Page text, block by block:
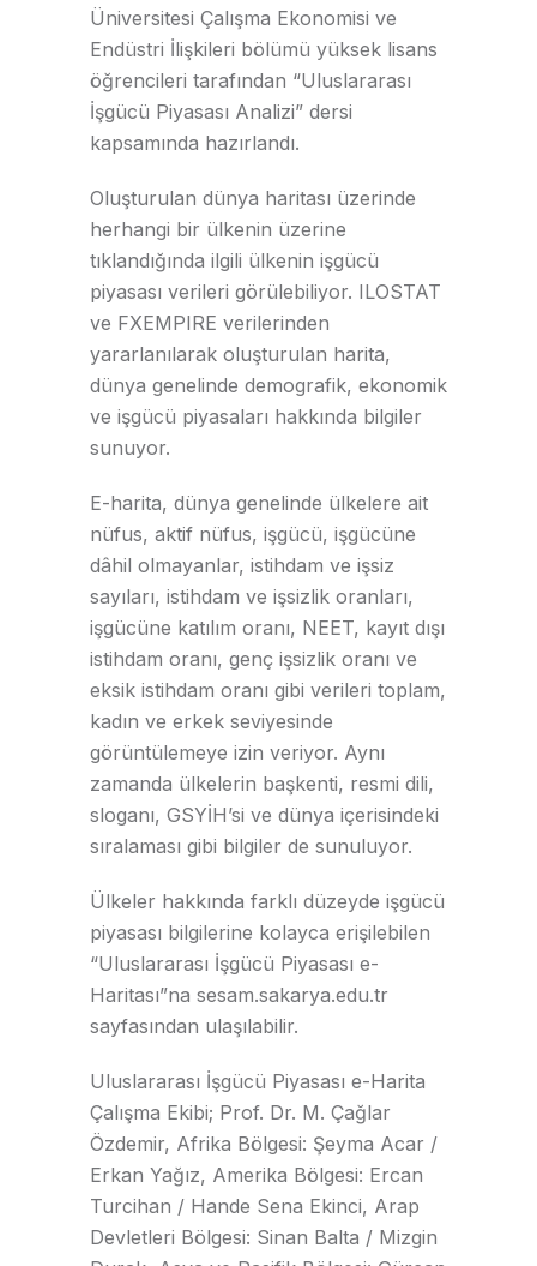
Üniversitesi Çalışma Ekonomisi ve
Endüstri İlişkileri bölümü yüksek lisans
öğrencileri tarafından “Uluslararası
İşgücü Piyasası Analizi” dersi
kapsamında hazırlandı.
Oluşturulan dünya haritası üzerinde
herhangi bir ülkenin üzerine
tıklandığında ilgili ülkenin işgücü
piyasası verileri görülebiliyor. ILOSTAT
ve FXEMPIRE verilerinden
yararlanılarak oluşturulan harita,
dünya genelinde demografik, ekonomik
ve işgücü piyasaları hakkında bilgiler
sunuyor.
E-harita, dünya genelinde ülkelere ait
nüfus, aktif nüfus, işgücü, işgücüne
dâhil olmayanlar, istihdam ve işsiz
sayıları, istihdam ve işsizlik oranları,
işgücüne katılım oranı, NEET, kayıt dışı
istihdam oranı, genç işsizlik oranı ve
eksik istihdam oranı gibi verileri toplam,
kadın ve erkek seviyesinde
görüntülemeye izin veriyor. Aynı
zamanda ülkelerin başkenti, resmi dili,
sloganı, GSYİH’si ve dünya içerisindeki
sıralaması gibi bilgiler de sunuluyor.
Ülkeler hakkında farklı düzeyde işgücü
piyasası bilgilerine kolayca erişilebilen
“Uluslararası İşgücü Piyasası e-
Haritası”na sesam.sakarya.edu.tr
sayfasından ulaşılabilir.
Uluslararası İşgücü Piyasası e-Harita
Çalışma Ekibi; Prof. Dr. M. Çağlar
Özdemir, Afrika Bölgesi: Şeyma Acar /
Erkan Yağız, Amerika Bölgesi: Ercan
Turcihan / Hande Sena Ekinci, Arap
Devletleri Bölgesi: Sinan Balta / Mizgin